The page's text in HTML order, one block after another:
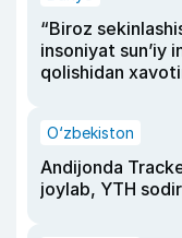
“Biroz
insoniyat sun’iy
qolishidan
O‘zbekiston
Andijonda
joylab, YTH